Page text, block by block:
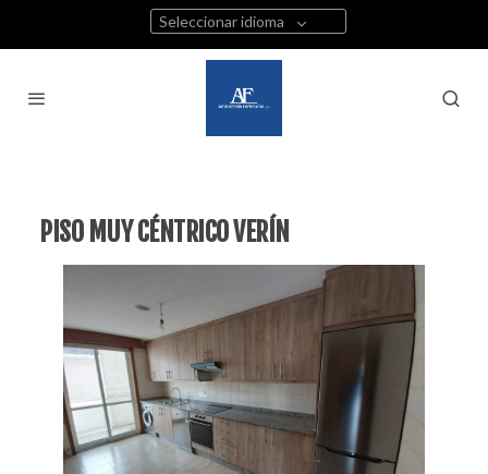
Seleccionar idioma
PISO MUY CÉNTRICO VERÍN